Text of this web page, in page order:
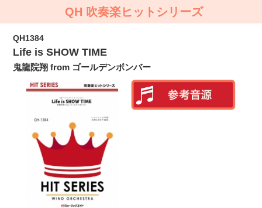
QH 吹奏楽ヒットシリーズ
QH1384
Life is SHOW TIME
鬼龍院翔 from ゴールデンボンバー